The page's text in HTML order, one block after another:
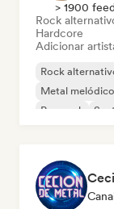
> 1900
Rock
Hardcore
Adicionar
Rock
Metal melódico
Pop rock